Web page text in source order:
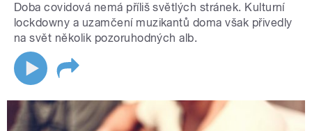
Doba covidová nemá příliš světlých stránek. Kulturní
lockdowny a uzamčení muzikantů doma však přivedly
na svět několik pozoruhodných alb.